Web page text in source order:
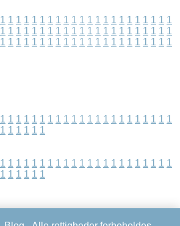
1 1 1 1 1 1 1 1 1 1 1 1 1 1 1 1 1 1 1 1 1 1
1 1 1 1 1 1 1 1 1 1 1 1 1 1 1 1 1 1 1 1 1 1
1 1 1 1 1 1 1 1 1 1 1 1 1 1 1 1 1 1 1 1 1 1
1 1 1 1 1 1 1 1 1 1 1 1 1 1 1 1 1 1 1 1 1 1
1 1 1 1 1 1
1 1 1 1 1 1 1 1 1 1 1 1 1 1 1 1 1 1 1 1 1 1
1 1 1 1 1 1